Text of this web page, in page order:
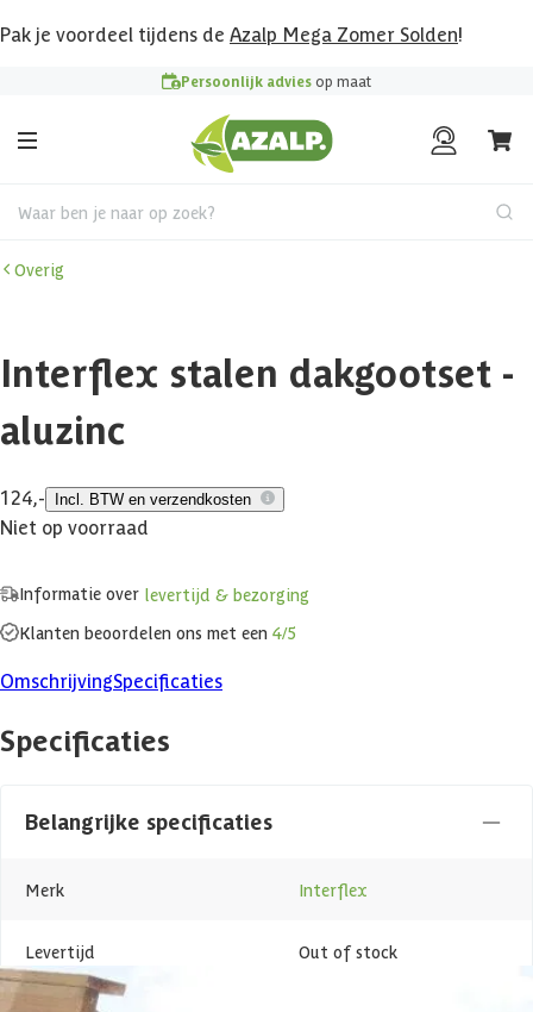
Pak je voordeel tijdens de Azalp Mega Zomer Solden!
Persoonlijk advies op maat
Waar ben je naar op zoek?
Overig
Interflex stalen dakgootset -
aluzinc
124,- Incl. BTW en verzendkosten
Niet op voorraad
Informatie over levertijd & bezorging
Klanten beoordelen ons met een 4/5
OmschrijvingSpecificaties
Specificaties
Belangrijke specificaties
Merk Interflex
Levertijd Out of stock